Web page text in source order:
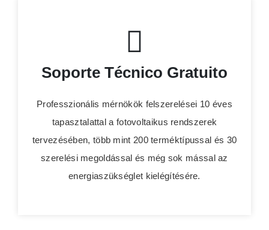
Soporte Técnico Gratuito
Professzionális mérnökök felszerelései 10 éves
tapasztalattal a fotovoltaikus rendszerek
tervezésében, több mint 200 terméktípussal és 30
szerelési megoldással és még sok mással az
energiaszükséglet kielégítésére.